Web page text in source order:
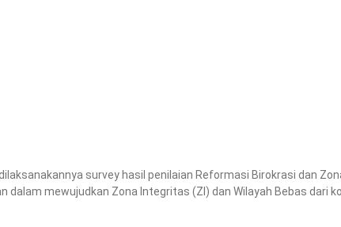
survey hasil penilaian Reformasi Birokrasi dan
dalam mewujudkan Zona Integritas (ZI) dan Wilayah Bebas dari